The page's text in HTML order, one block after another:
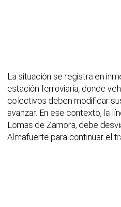
La situación se registra en
estación ferroviaria, donde
colectivos deben modificar
avanzar. En ese contexto, la
Lomas de Zamora, debe
Almafuerte para continuar el